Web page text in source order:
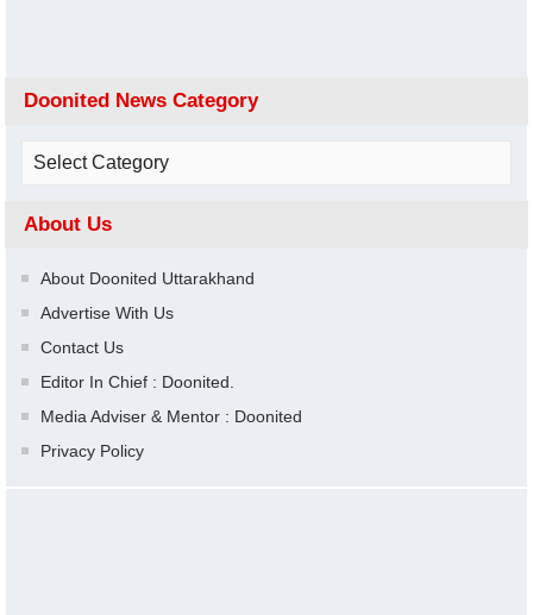
Doonited News Category
About Us
About Doonited Uttarakhand
Advertise With Us
Contact Us
Editor In Chief : Doonited.
Media Adviser & Mentor : Doonited
Privacy Policy